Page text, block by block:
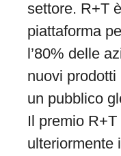
settore. R+T
piattaforma
l’80% delle
nuovi
un pubblico
Il premio
ulteriormente